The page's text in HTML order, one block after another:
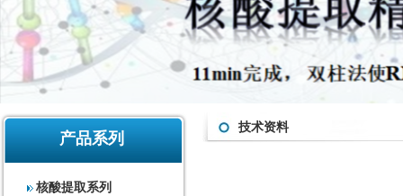
产品系列
核酸提取系列
技术资料